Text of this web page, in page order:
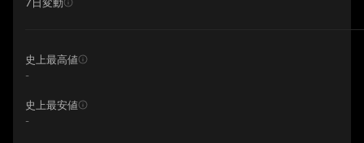
史上最高値
-
史上最安値
-